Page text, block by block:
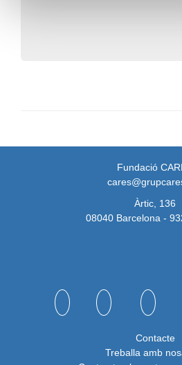
Fundació
Àrtic, 136
08040 Barcelona -
Contacte
Treballa amb